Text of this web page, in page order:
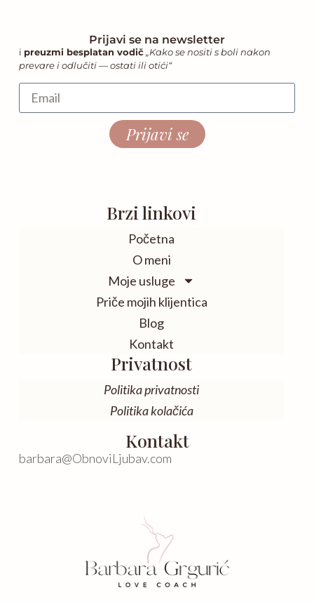
Prijavi se na newsletter
i preuzmi besplatan vodič„Kako se nositi s boli nakon
prevare i odlučiti — ostati ili otići“
Prijavi se
Brzi linkovi
Početna
O meni
Moje usluge
Priče mojih klijentica
Blog
Kontakt
Privatnost
Politika privatnosti
Politika kolačića
Kontakt
barbara@ObnoviLjubav.com